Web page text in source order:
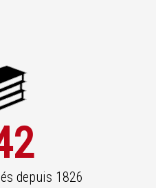
depuis 1826